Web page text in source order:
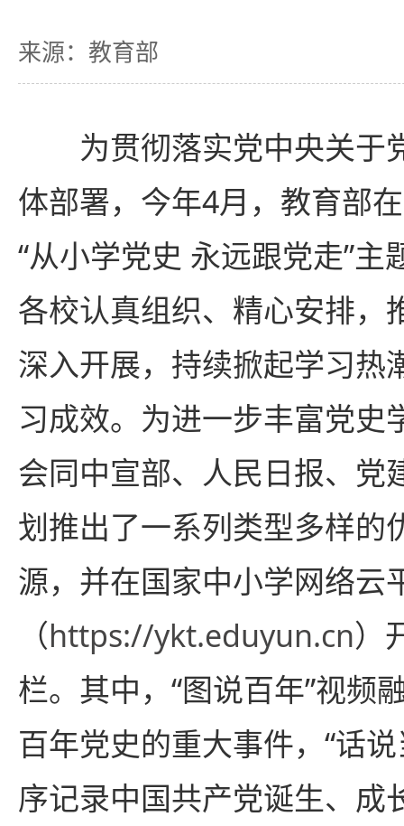
来源：教育部
为贯彻落实党中央关于
体部署，今年4月，教育部
“从小学党史 永远跟党走”主
各校认真组织、精心安排，
深入开展，持续掀起学习热
习成效。为进一步丰富党史
会同中宣部、人民日报、党
划推出了一系列类型多样的
源，并在国家中小学网络云
（https://ykt.eduyun.cn）
栏。其中，“图说百年”视频
百年党史的重大事件，“话
序记录中国共产党诞生、成